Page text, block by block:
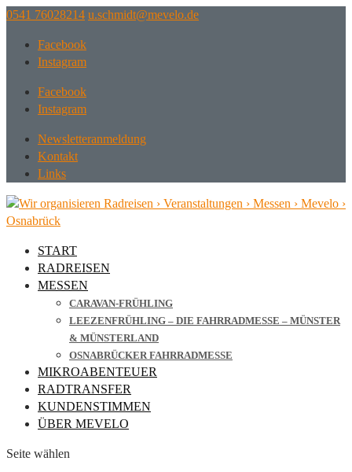
0541 76028214 ed.olevem@tdimhcs.u
Facebook
Instagram
Facebook
Instagram
Newsletteranmeldung
Kontakt
Links
START
RADREISEN
MESSEN
CARAVAN-FRÜHLING
LEEZENFRÜHLING – DIE FAHRRADMESSE – MÜNSTER
& MÜNSTERLAND
OSNABRÜCKER FAHRRADMESSE
MIKROABENTEUER
RADTRANSFER
KUNDENSTIMMEN
ÜBER MEVELO
Seite wählen